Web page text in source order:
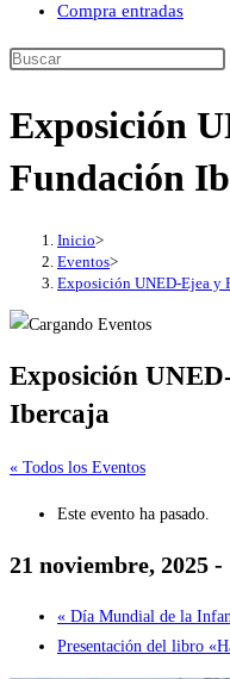
Compra entradas
Buscar
esta
Exposición
Fundación
Inicio>
Eventos>
Exposición UNED-Ejea y
Exposición
Ibercaja
« Todos los Eventos
Este evento ha pasado.
21 noviembre, 2025 -
« Día Mundial de la
Presentación del libro